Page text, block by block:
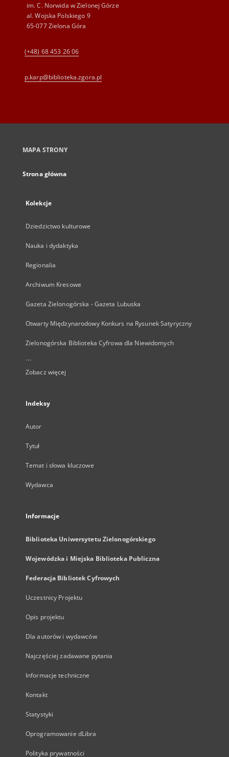
im. C. Norwida w Zielonej Górze
al. Wojska Polskiego 9
65-077 Zielona Góra
(+48) 68 453 26 06
p.karp@biblioteka.zgora.pl
MAPA STRONY
Strona główna
Kolekcje
Dziedzictwo kulturowe
Nauka i dydaktyka
Regionalia
Archiwum Kresowe
Gazeta Zielonogórska - Gazeta Lubuska
Otwarty Międzynarodowy Konkurs na Rysunek Satyryczny
Zielonogórska Biblioteka Cyfrowa dla Niewidomych
...
Zobacz więcej
Indeksy
Autor
Tytuł
Temat i słowa kluczowe
Wydawca
Informacje
Biblioteka Uniwersytetu Zielonogórskiego
Wojewódzka i Miejska Biblioteka Publiczna
Federacja Bibliotek Cyfrowych
Uczestnicy Projektu
Opis projektu
Dla autorów i wydawców
Najczęściej zadawane pytania
Informacje techniczne
Kontakt
Statystyki
Oprogramowanie dLibra
Polityka prywatności